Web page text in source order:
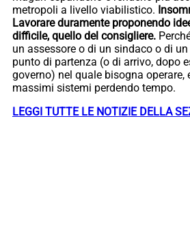
metropoli a livello viabilistico.
Lavorare duramente proponendo
difficile, quello del consigliere.
un assessore o di un sindaco o di
punto di partenza (o di arrivo, dopo
governo) nel quale bisogna operare,
massimi sistemi perdendo tempo.
LEGGI TUTTE LE NOTIZIE DELLA